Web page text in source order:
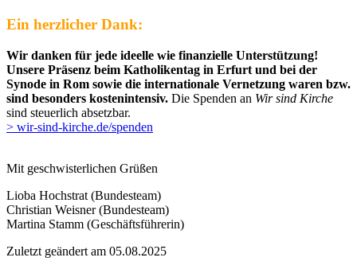
Ein herzlicher Dank:
Wir danken für jede ideelle wie finanzielle Unterstützung!
Unsere Präsenz beim Katholikentag in Erfurt und bei der
Synode in Rom sowie die internationale Vernetzung waren bzw.
sind besonders kostenintensiv. Die Spenden an Wir sind Kirche
sind steuerlich absetzbar.
> wir-sind-kirche.de/spenden
Mit geschwisterlichen Grüßen
Lioba Hochstrat (Bundesteam)
Christian Weisner (Bundesteam)
Martina Stamm (Geschäftsführerin)
Zuletzt geändert am 05­.08.2025